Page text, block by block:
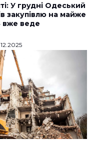
У грудні Одеський
закупівлю на майже
вже веде